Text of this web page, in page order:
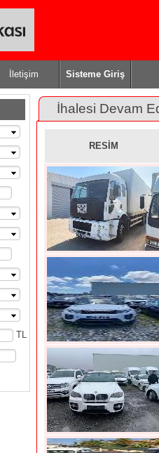
İletişim Sisteme Giriş
TL
İhalesi Devam
RESİM